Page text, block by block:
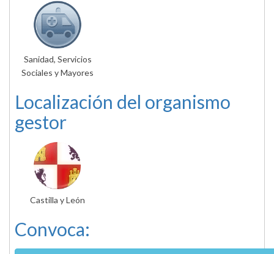
Sanidad, Servicios
Sociales y Mayores
Localización del organismo
gestor
Castilla y León
Convoca: